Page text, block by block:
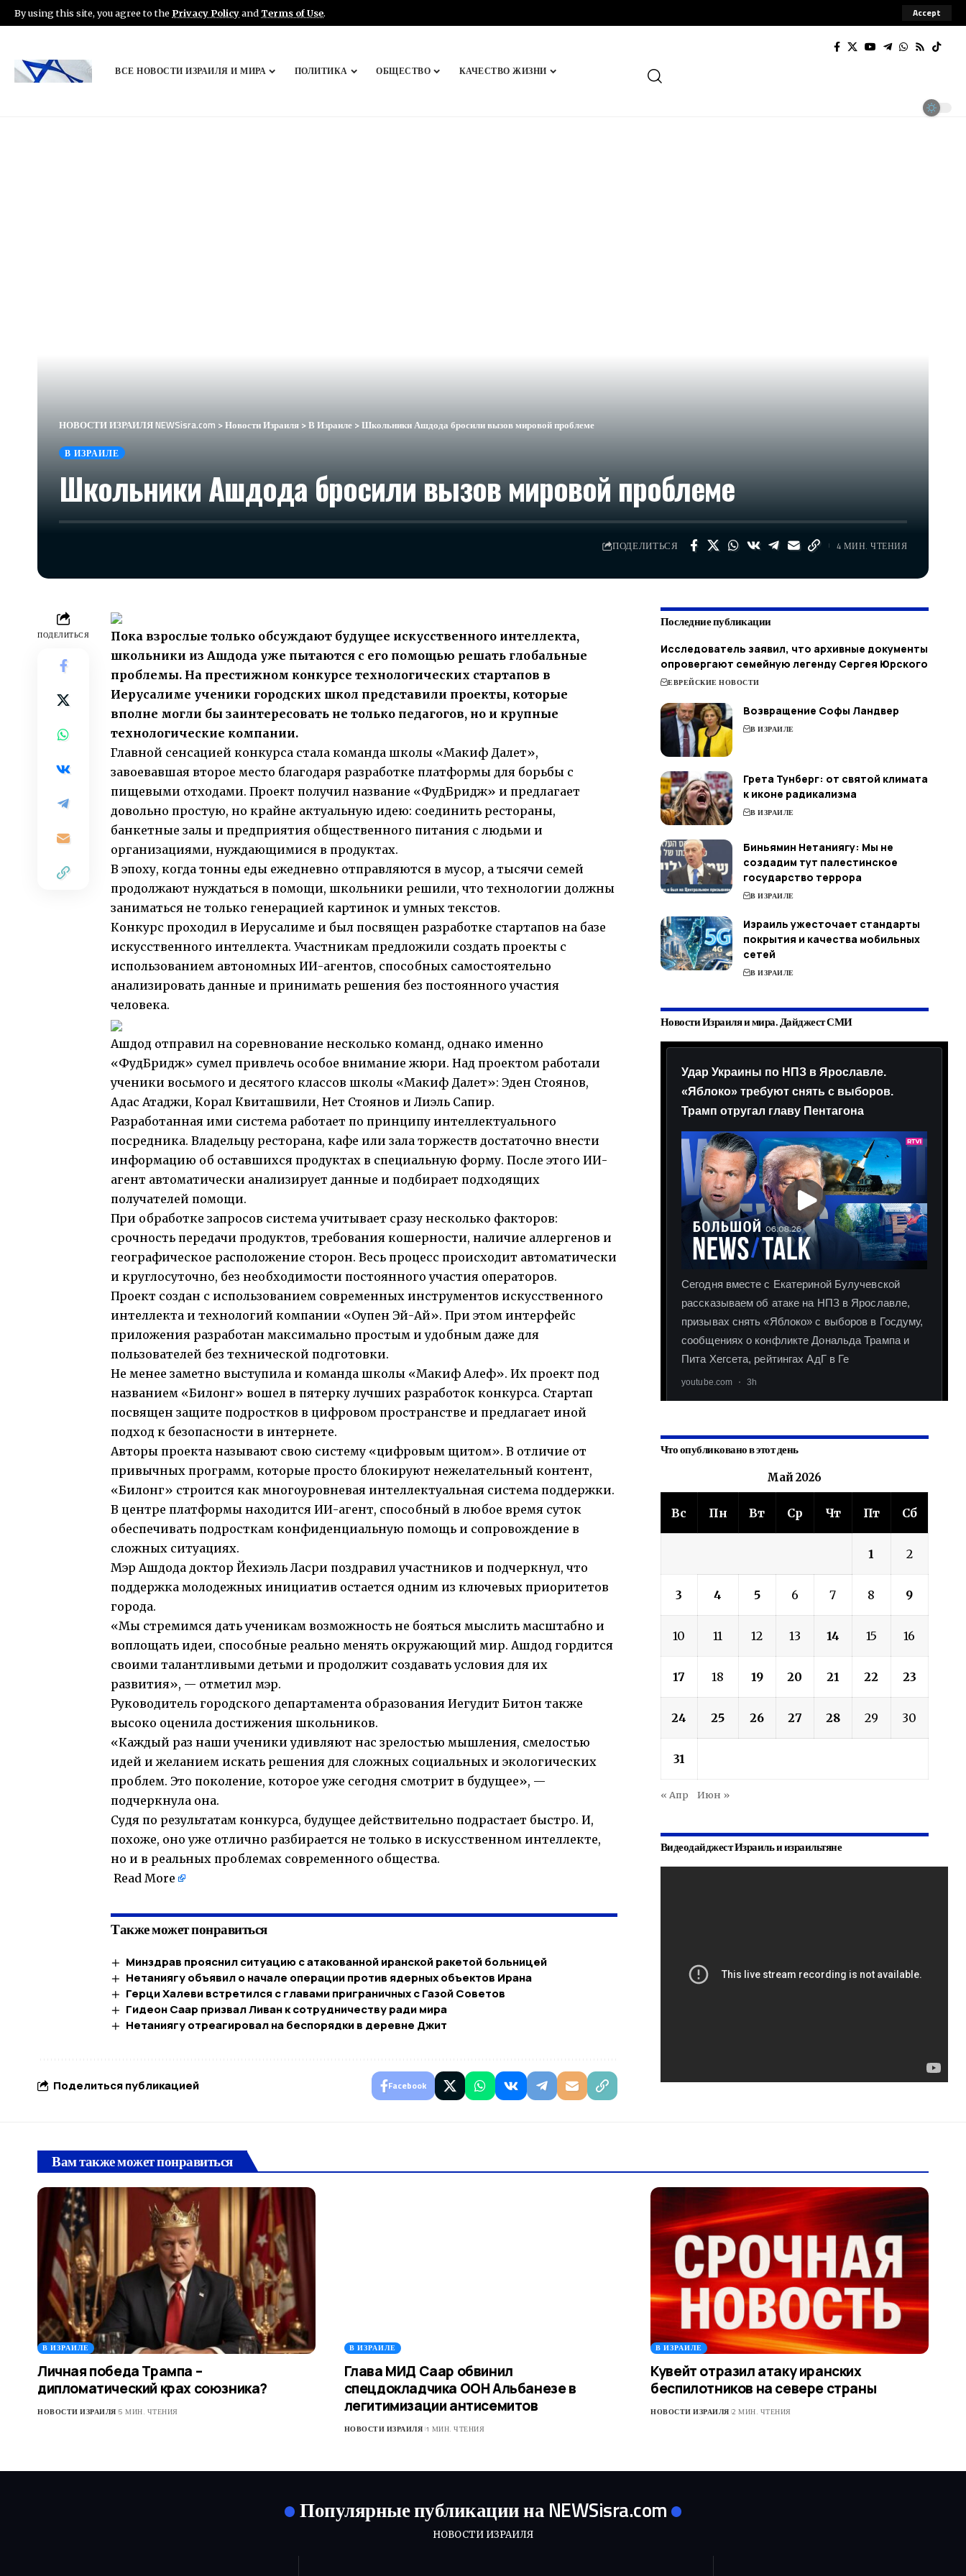
By using this site, you agree to the Privacy Policyand Terms of Use. Accept
ВСЕ НОВОСТИ ИЗРАИЛЯ И МИРА ПОЛИТИКА ОБЩЕСТВО КАЧЕСТВО ЖИЗНИ
НОВОСТИ ИЗРАИЛЯ NEWSisra.com >Новости Израиля >В Израиле >Школьники Ашдода бросили вызов мировой проблеме
В ИЗРАИЛЕ
Школьники Ашдода бросили вызов мировой проблеме
ПОДЕЛИТЬСЯ 4 МИН. ЧТЕНИЯ
ПОДЕЛИТЬСЯ
Пока взрослые только обсуждают будущее искусственного интеллекта,
школьники из Ашдода уже пытаются с его помощью решать глобальные
проблемы. На престижном конкурсе технологических стартапов в
Иерусалиме ученики городских школ представили проекты, которые
вполне могли бы заинтересовать не только педагогов, но и крупные
технологические компании.
Главной сенсацией конкурса стала команда школы «Макиф Далет»,
завоевавшая второе место благодаря разработке платформы для борьбы с
пищевыми отходами. Проект получил название «ФудБридж» и предлагает
довольно простую, но крайне актуальную идею: соединить рестораны,
банкетные залы и предприятия общественного питания с людьми и
организациями, нуждающимися в продуктах.
В эпоху, когда тонны еды ежедневно отправляются в мусор, а тысячи семей
продолжают нуждаться в помощи, школьники решили, что технологии должны
заниматься не только генерацией картинок и умных текстов.
Конкурс проходил в Иерусалиме и был посвящен разработке стартапов на базе
искусственного интеллекта. Участникам предложили создать проекты с
использованием автономных ИИ-агентов, способных самостоятельно
анализировать данные и принимать решения без постоянного участия
человека.
Ашдод отправил на соревнование несколько команд, однако именно
«ФудБридж» сумел привлечь особое внимание жюри. Над проектом работали
ученики восьмого и десятого классов школы «Макиф Далет»: Эден Стоянов,
Адас Атаджи, Корал Квиташвили, Нет Стоянов и Лиэль Сапир.
Разработанная ими система работает по принципу интеллектуального
посредника. Владельцу ресторана, кафе или зала торжеств достаточно внести
информацию об оставшихся продуктах в специальную форму. После этого ИИ-
агент автоматически анализирует данные и подбирает подходящих
получателей помощи.
При обработке запросов система учитывает сразу несколько факторов:
срочность передачи продуктов, требования кошерности, наличие аллергенов и
географическое расположение сторон. Весь процесс происходит автоматически
и круглосуточно, без необходимости постоянного участия операторов.
Проект создан с использованием современных инструментов искусственного
интеллекта и технологий компании «Оупен Эй-Ай». При этом интерфейс
приложения разработан максимально простым и удобным даже для
пользователей без технической подготовки.
Не менее заметно выступила и команда школы «Макиф Алеф». Их проект под
названием «Билонг» вошел в пятерку лучших разработок конкурса. Стартап
посвящен защите подростков в цифровом пространстве и предлагает иной
подход к безопасности в интернете.
Авторы проекта называют свою систему «цифровым щитом». В отличие от
привычных программ, которые просто блокируют нежелательный контент,
«Билонг» строится как многоуровневая интеллектуальная система поддержки.
В центре платформы находится ИИ-агент, способный в любое время суток
обеспечивать подросткам конфиденциальную помощь и сопровождение в
сложных ситуациях.
Мэр Ашдода доктор Йехиэль Ласри поздравил участников и подчеркнул, что
поддержка молодежных инициатив остается одним из ключевых приоритетов
города.
«Мы стремимся дать ученикам возможность не бояться мыслить масштабно и
воплощать идеи, способные реально менять окружающий мир. Ашдод гордится
своими талантливыми детьми и продолжит создавать условия для их
развития», — отметил мэр.
Руководитель городского департамента образования Иегудит Битон также
высоко оценила достижения школьников.
«Каждый раз наши ученики удивляют нас зрелостью мышления, смелостью
идей и желанием искать решения для сложных социальных и экологических
проблем. Это поколение, которое уже сегодня смотрит в будущее», —
подчеркнула она.
Судя по результатам конкурса, будущее действительно подрастает быстро. И,
похоже, оно уже отлично разбирается не только в искусственном интеллекте,
но и в реальных проблемах современного общества.
Read More
Также может понравиться
Минздрав прояснил ситуацию с атакованной иранской ракетой больницей
Нетаниягу объявил о начале операции против ядерных объектов Ирана
Герци Халеви встретился с главами приграничных с Газой Советов
Гидеон Саар призвал Ливан к сотрудничеству ради мира
Нетаниягу отреагировал на беспорядки в деревне Джит
Поделиться публикацией Facebook
Последние публикации
Исследователь заявил, что архивные документы
опровергают семейную легенду Сергея Юрского
ЕВРЕЙСКИЕ НОВОСТИ
Возвращение Софы Ландвер
В ИЗРАИЛЕ
Грета Тунберг: от святой климата
к иконе радикализма
В ИЗРАИЛЕ
Биньямин Нетаниягу: Мы не
создадим тут палестинское
государство террора
В ИЗРАИЛЕ
Израиль ужесточает стандарты
покрытия и качества мобильных
сетей
В ИЗРАИЛЕ
Новости Израиля и мира. Дайджест СМИ
Что опубликовано в этот день
Май 2026
Вс Пн Вт Ср Чт Пт Сб
1 2
3 4 5 6 7 8 9
10 11 12 13 14 15 16
17 18 19 20 21 22 23
24 25 26 27 28 29 30
31
« Апр Июн »
Видеодайджест Израиль и израильтяне
Вам также может понравиться
В ИЗРАИЛЕ
Личная победа Трампа –
дипломатический крах союзника?
НОВОСТИ ИЗРАИЛЯ 5 МИН. ЧТЕНИЯ
В ИЗРАИЛЕ
Глава МИД Саар обвинил
спецдокладчика ООН Альбанезе в
легитимизации антисемитов
НОВОСТИ ИЗРАИЛЯ 1 МИН. ЧТЕНИЯ
В ИЗРАИЛЕ
Кувейт отразил атаку иранских
беспилотников на севере страны
НОВОСТИ ИЗРАИЛЯ 2 МИН. ЧТЕНИЯ
Популярные публикации на NEWSisra.com
НОВОСТИ ИЗРАИЛЯ